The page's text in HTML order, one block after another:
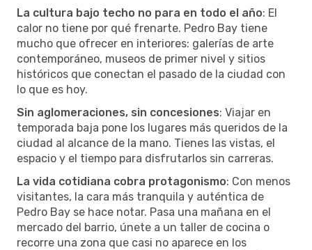
La cultura bajo techo no para en todo el año: El
calor no tiene por qué frenarte. Pedro Bay tiene
mucho que ofrecer en interiores: galerías de arte
contemporáneo, museos de primer nivel y sitios
históricos que conectan el pasado de la ciudad con
lo que es hoy.
Sin aglomeraciones, sin concesiones: Viajar en
temporada baja pone los lugares más queridos de la
ciudad al alcance de la mano. Tienes las vistas, el
espacio y el tiempo para disfrutarlos sin carreras.
La vida cotidiana cobra protagonismo: Con menos
visitantes, la cara más tranquila y auténtica de
Pedro Bay se hace notar. Pasa una mañana en el
mercado del barrio, únete a un taller de cocina o
recorre una zona que casi no aparece en los